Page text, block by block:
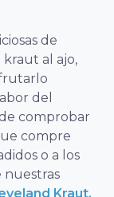
de
al ajo,
del
comprobar
compre
o a los
nuestras
Kraut.